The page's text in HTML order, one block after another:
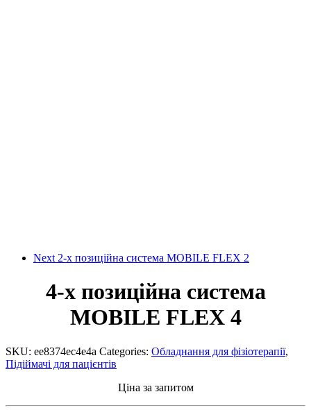
Next 2-х позиційна система MOBILE FLEX 2
4-х позиційна система
MOBILE FLEX 4
SKU: ee8374ec4e4a Categories: Обладнання для фізіотерапії,
Підіймачі для пацієнтів
Ціна за запитом